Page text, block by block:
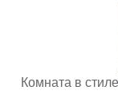
Комната в